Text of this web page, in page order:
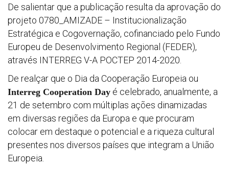
De salientar que a publicação resulta da aprovação do
projeto 0780_AMIZADE – Institucionalização
Estratégica e Cogovernação, cofinanciado pelo Fundo
Europeu de Desenvolvimento Regional (FEDER),
através INTERREG V-A POCTEP 2014-2020.
De realçar que o Dia da Cooperação Europeia ou
Interreg Cooperation Day é celebrado, anualmente, a
21 de setembro com múltiplas ações dinamizadas
em diversas regiões da Europa e que procuram
colocar em destaque o potencial e a riqueza cultural
presentes nos diversos países que integram a União
Europeia.